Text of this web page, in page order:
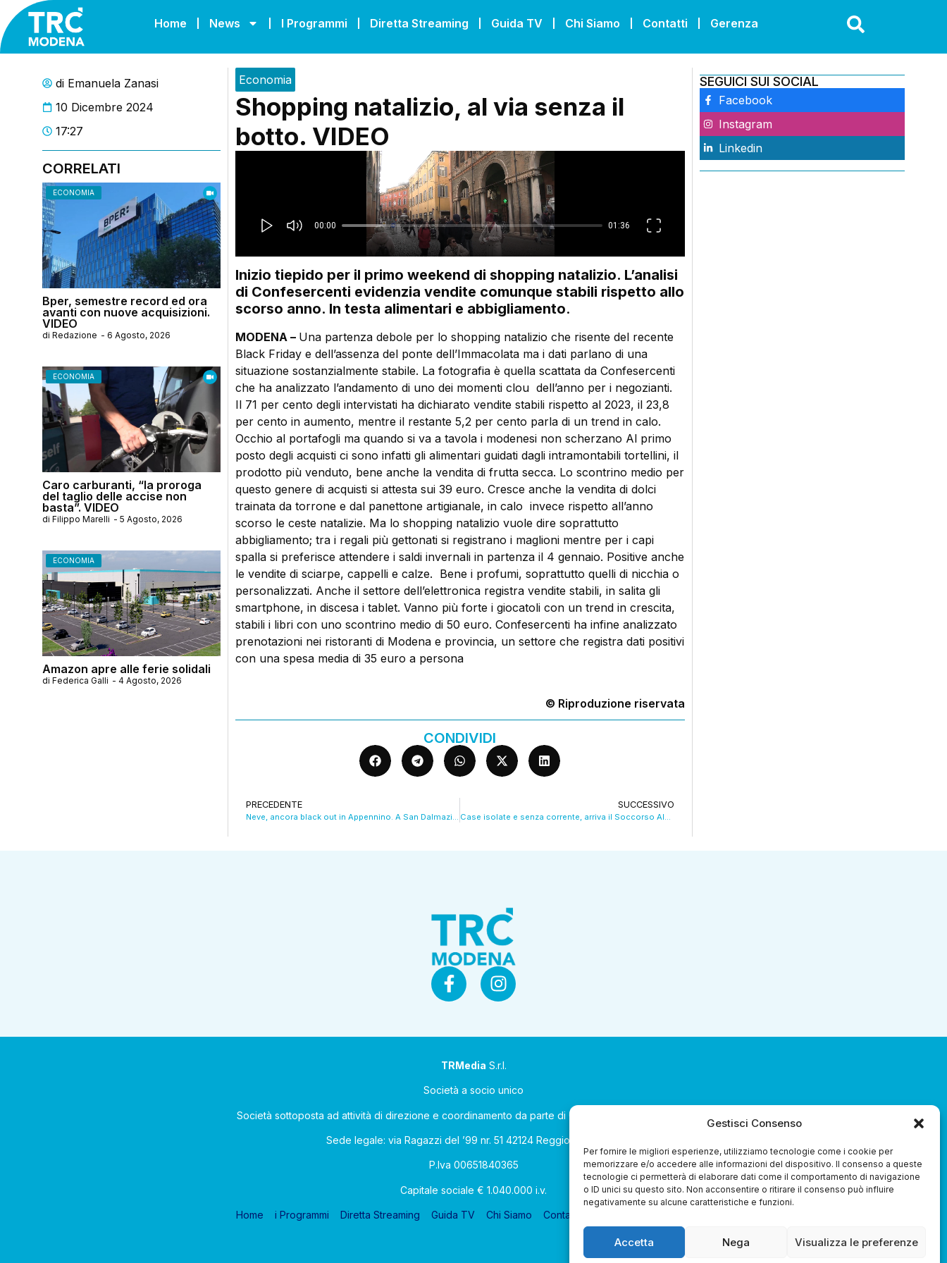
Gestisci Consenso
Per fornire le migliori esperienze, utilizziamo tecnologie come i cookie per
memorizzare e/o accedere alle informazioni del dispositivo. Il consenso a queste
tecnologie ci permetterà di elaborare dati come il comportamento di navigazione
o ID unici su questo sito. Non acconsentire o ritirare il consenso può influire
negativamente su alcune caratteristiche e funzioni.
Accetta Nega Visualizza le preferenze
Home News I Programmi Diretta Streaming Guida TV Chi Siamo Contatti Gerenza
di Emanuela Zanasi
10 Dicembre 2024
17:27
CORRELATI
ECONOMIA
Bper, semestre record ed ora
avanti con nuove acquisizioni.
VIDEO
di Redazione - 6 Agosto, 2026
ECONOMIA
Caro carburanti, “la proroga
del taglio delle accise non
basta”. VIDEO
di Filippo Marelli - 5 Agosto, 2026
ECONOMIA
Amazon apre alle ferie solidali
di Federica Galli - 4 Agosto, 2026
Economia
Shopping natalizio, al via senza il
botto. VIDEO
Inizio tiepido per il primo weekend di shopping natalizio. L’analisi
di Confesercenti evidenzia vendite comunque stabili rispetto allo
scorso anno. In testa alimentari e abbigliamento.
MODENA – Una partenza debole per lo shopping natalizio che risente del recente
Black Friday e dell’assenza del ponte dell’Immacolata ma i dati parlano di una
situazione sostanzialmente stabile. La fotografia è quella scattata da Confesercenti
che ha analizzato l’andamento di uno dei momenti clou dell’anno per i negozianti.
Il 71 per cento degli intervistati ha dichiarato vendite stabili rispetto al 2023, il 23,8
per cento in aumento, mentre il restante 5,2 per cento parla di un trend in calo.
Occhio al portafogli ma quando si va a tavola i modenesi non scherzano Al primo
posto degli acquisti ci sono infatti gli alimentari guidati dagli intramontabili tortellini, il
prodotto più venduto, bene anche la vendita di frutta secca. Lo scontrino medio per
questo genere di acquisti si attesta sui 39 euro. Cresce anche la vendita di dolci
trainata da torrone e dal panettone artigianale, in calo invece rispetto all’anno
scorso le ceste natalizie. Ma lo shopping natalizio vuole dire soprattutto
abbigliamento; tra i regali più gettonati si registrano i maglioni mentre per i capi
spalla si preferisce attendere i saldi invernali in partenza il 4 gennaio. Positive anche
le vendite di sciarpe, cappelli e calze. Bene i profumi, soprattutto quelli di nicchia o
personalizzati. Anche il settore dell’elettronica registra vendite stabili, in salita gli
smartphone, in discesa i tablet. Vanno più forte i giocatoli con un trend in crescita,
stabili i libri con uno scontrino medio di 50 euro. Confesercenti ha infine analizzato
prenotazioni nei ristoranti di Modena e provincia, un settore che registra dati positivi
con una spesa media di 35 euro a persona
© Riproduzione riservata
CONDIVIDI
PRECEDENTE
Neve, ancora black out in Appennino. A San Dalmazio 60 mucche a rischio. VIDEO
SUCCESSIVO
Case isolate e senza corrente, arriva il Soccorso Alpino
SEGUICI SUI SOCIAL
Facebook
Instagram
Linkedin
TRMedia S.r.l.
Società a socio unico
Società sottoposta ad attività di direzione e coordinamento da parte di Coop Alleanza 3.0 Soc. Coop.
Sede legale: via Ragazzi del ’99 nr. 51 42124 Reggio Emilia (RE)
P.Iva 00651840365
Capitale sociale € 1.040.000 i.v.
Home i Programmi Diretta Streaming Guida TV Chi Siamo Contatti